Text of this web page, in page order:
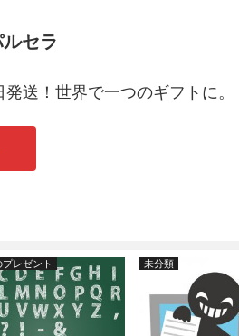
セラ
送！世界で一つのギフトに。
レゼント 未分類